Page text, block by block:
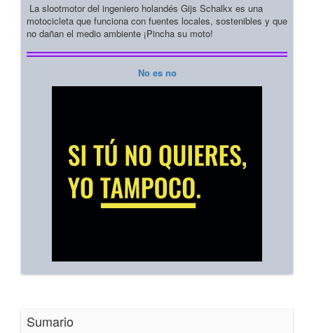
La slootmotor del ingeniero holandés Gijs Schalkx es una
motocicleta que funciona con fuentes locales, sostenibles y que
no dañan el medio ambiente ¡Pincha su moto!
No es no
Sumario